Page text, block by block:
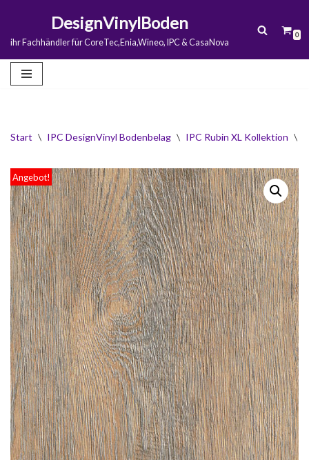
Zum
springen
DesignVinylBoden
ihr Fachhändler für CoreTec,Enia,Wineo, IPC & CasaNova
0
Start \ IPC DesignVinyl Bodenbelag \ IPC Rubin XL Kollektion \
Angebot!